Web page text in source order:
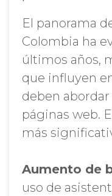
El panorama
Colombia ha
últimos años,
que influyen
deben
páginas web.
más
Aumento de
uso de